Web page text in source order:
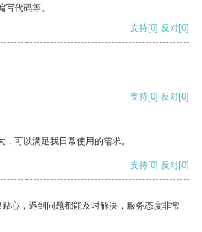
代码等。
支持[0] 反对[0]
支持[0] 反对[0]
可以满足我日常使用的需求。
支持[0] 反对[0]
心，遇到问题都能及时解决，服务态度非常